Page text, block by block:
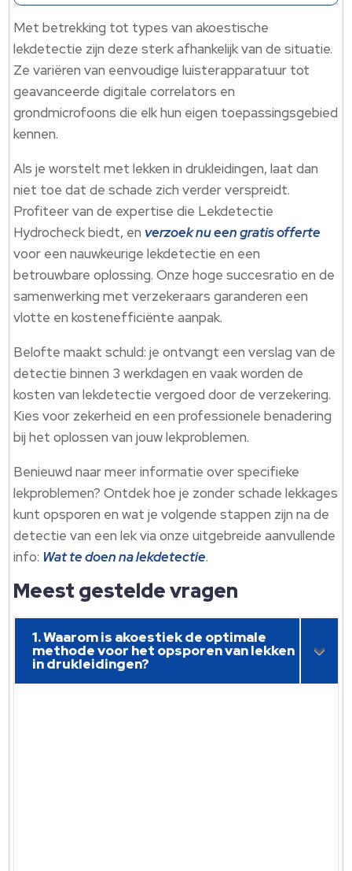
Met betrekking tot types van akoestische
lekdetectie zijn deze sterk afhankelijk van de situatie.
Ze variëren van eenvoudige luisterapparatuur tot
geavanceerde digitale correlators en
grondmicrofoons die elk hun eigen toepassingsgebied
kennen.
Als je worstelt met lekken in drukleidingen, laat dan
niet toe dat de schade zich verder verspreidt.
Profiteer van de expertise die Lekdetectie
Hydrocheck biedt, en verzoek nu een gratis offerte
voor een nauwkeurige lekdetectie en een
betrouwbare oplossing. Onze hoge succesratio en de
samenwerking met verzekeraars garanderen een
vlotte en kostenefficiënte aanpak.
Belofte maakt schuld: je ontvangt een verslag van de
detectie binnen 3 werkdagen en vaak worden de
kosten van lekdetectie vergoed door de verzekering.
Kies voor zekerheid en een professionele benadering
bij het oplossen van jouw lekproblemen.
Benieuwd naar meer informatie over specifieke
lekproblemen? Ontdek hoe je zonder schade lekkages
kunt opsporen en wat je volgende stappen zijn na de
detectie van een lek via onze uitgebreide aanvullende
info: Wat te doen na lekdetectie.
Meest gestelde vragen
1. Waarom is akoestiek de optimale
methode voor het opsporen van lekken
in drukleidingen?